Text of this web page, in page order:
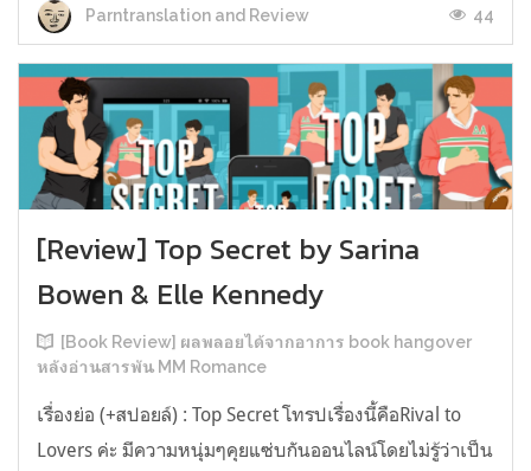
Parntranslation and Review 44
[Review] Top Secret by Sarina
Bowen & Elle Kennedy
[Book Review] ผลพลอยได้จากอาการ book hangover
หลังอ่านสารพัน MM Romance
เรื่องย่อ (+สปอยล์) : Top Secret โทรปเรื่องนี้คือRival to
Lovers ค่ะ มีความหนุ่มๆคุยแซ่บกันออนไลน์โดยไม่รู้ว่าเป็น